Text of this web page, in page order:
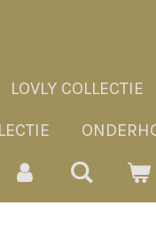
LOVLY COLLECTIE